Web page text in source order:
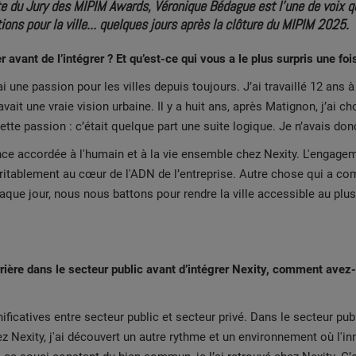
Jury des MIPIM Awards, Véronique Bédague est l’une de
pour la ville... quelques jours après la clôture du MIPIM 2025.
de l’intégrer ? Et qu’est-ce qui vous a le plus surpris une
une passion pour les villes depuis toujours. J’ai travaillé 12
une vraie vision urbaine. Il y a huit ans, après Matignon, j’ai
passion : c’était quelque part une suite logique. Je n’avais
accordée à l'humain et à la vie ensemble chez Nexity.
au cœur de l'ADN de l’entreprise. Autre chose qui a
jour, nous nous battons pour rendre la ville accessible au
dans le secteur public avant d’intégrer Nexity, comment
entre secteur public et secteur privé. Dans le secteur
Nexity, j'ai découvert un autre rythme et un environnement où